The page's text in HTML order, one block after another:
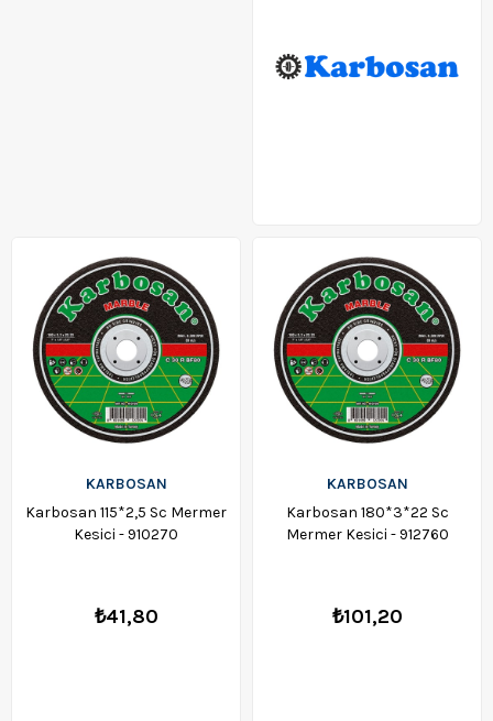
KARBOSAN
Karbosan 115*2,5 Sc Mermer
Kesici - 910270
₺41,80
KARBOSAN
Karbosan 180*3*22 Sc
Mermer Kesici - 912760
₺101,20